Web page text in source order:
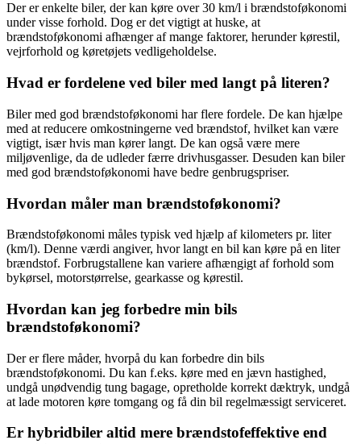
Der er enkelte biler, der kan køre over 30 km/l i brændstoføkonomi
under visse forhold. Dog er det vigtigt at huske, at
brændstoføkonomi afhænger af mange faktorer, herunder kørestil,
vejrforhold og køretøjets vedligeholdelse.
Hvad er fordelene ved biler med langt på literen?
Biler med god brændstoføkonomi har flere fordele. De kan hjælpe
med at reducere omkostningerne ved brændstof, hvilket kan være
vigtigt, især hvis man kører langt. De kan også være mere
miljøvenlige, da de udleder færre drivhusgasser. Desuden kan biler
med god brændstoføkonomi have bedre genbrugspriser.
Hvordan måler man brændstoføkonomi?
Brændstoføkonomi måles typisk ved hjælp af kilometers pr. liter
(km/l). Denne værdi angiver, hvor langt en bil kan køre på en liter
brændstof. Forbrugstallene kan variere afhængigt af forhold som
bykørsel, motorstørrelse, gearkasse og kørestil.
Hvordan kan jeg forbedre min bils
brændstoføkonomi?
Der er flere måder, hvorpå du kan forbedre din bils
brændstoføkonomi. Du kan f.eks. køre med en jævn hastighed,
undgå unødvendig tung bagage, opretholde korrekt dæktryk, undgå
at lade motoren køre tomgang og få din bil regelmæssigt serviceret.
Er hybridbiler altid mere brændstofeffektive end